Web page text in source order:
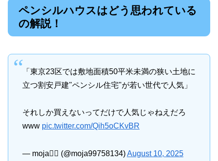
ペンシルハウスはどう思われている
の解説！
「東京23区では敷地面積50平米未満の狭い土地に
立つ割安戸建"ペンシル住宅"が若い世代で人気」
それしか買えないってだけで人気じゃねえだろ
www pic.twitter.com/Qih5oCKvBR
— moja🧚‍♀️ (@moja99758134)August 10, 2025